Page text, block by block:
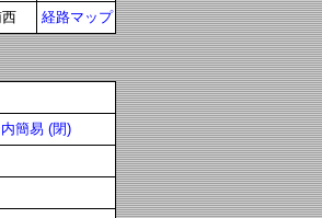
経路マップ
簡易 (閉)